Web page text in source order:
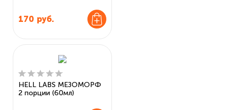
170 руб.
HELL LABS МЕЗОМОРФ
2 порции (60мл)